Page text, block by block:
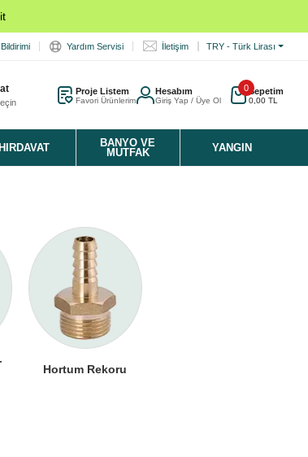
Yardım Servisi İletişim TRY - Türk Lirası
Proje Listem
Favori Ürünlerim
Hesabım
Giriş Yap / Üye Ol
0Sepetim
0,00 TL
BANYO VE
MUTFAK
YANGIN
Hortum Rekoru